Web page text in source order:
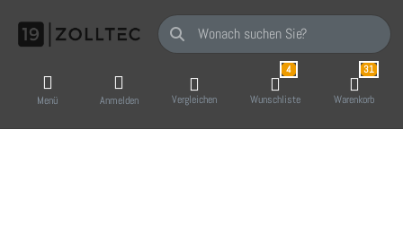
Geben Sie einen Suchbegriff ein. Während
Menü Anmelden Vergleichen
4
Wunschliste
31
Warenkorb